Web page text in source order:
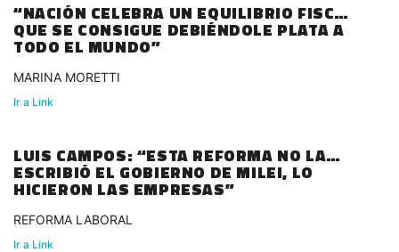
“NACIÓN CELEBRA UN EQUILIBRIO FISCAL
QUE SE CONSIGUE DEBIÉNDOLE PLATA A
TODO EL MUNDO”
MARINA MORETTI
Ir a Link
LUIS CAMPOS: “ESTA REFORMA NO LA
ESCRIBIÓ EL GOBIERNO DE MILEI, LO
HICIERON LAS EMPRESAS”
REFORMA LABORAL
Ir a Link